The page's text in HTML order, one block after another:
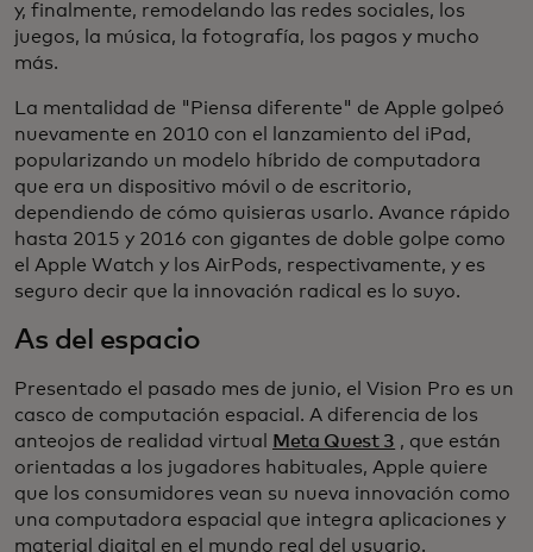
y, finalmente, remodelando las redes sociales, los
juegos, la música, la fotografía, los pagos y mucho
más.
La mentalidad de "Piensa diferente" de Apple golpeó
nuevamente en 2010 con el lanzamiento del iPad,
popularizando un modelo híbrido de computadora
que era un dispositivo móvil o de escritorio,
dependiendo de cómo quisieras usarlo. Avance rápido
hasta 2015 y 2016 con gigantes de doble golpe como
el Apple Watch y los AirPods, respectivamente, y es
seguro decir que la innovación radical es lo suyo.
As del espacio
Presentado el pasado mes de junio, el Vision Pro es un
casco de computación espacial. A diferencia de los
anteojos de realidad virtual
Meta Quest 3 , que están
orientadas a los jugadores habituales, Apple quiere
que los consumidores vean su nueva innovación como
una computadora espacial que integra aplicaciones y
material digital en el mundo real del usuario.